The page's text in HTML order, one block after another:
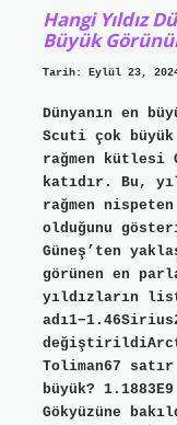
Hangi Yıldız
Büyük
Tarih: Eylül 23,
Dünyanın en
Scuti çok
rağmen kütlesi
katıdır. Bu,
rağmen
olduğunu
Güneş’ten
görünen en
yıldızların
Toliman67
büyük?
Gökyüzüne